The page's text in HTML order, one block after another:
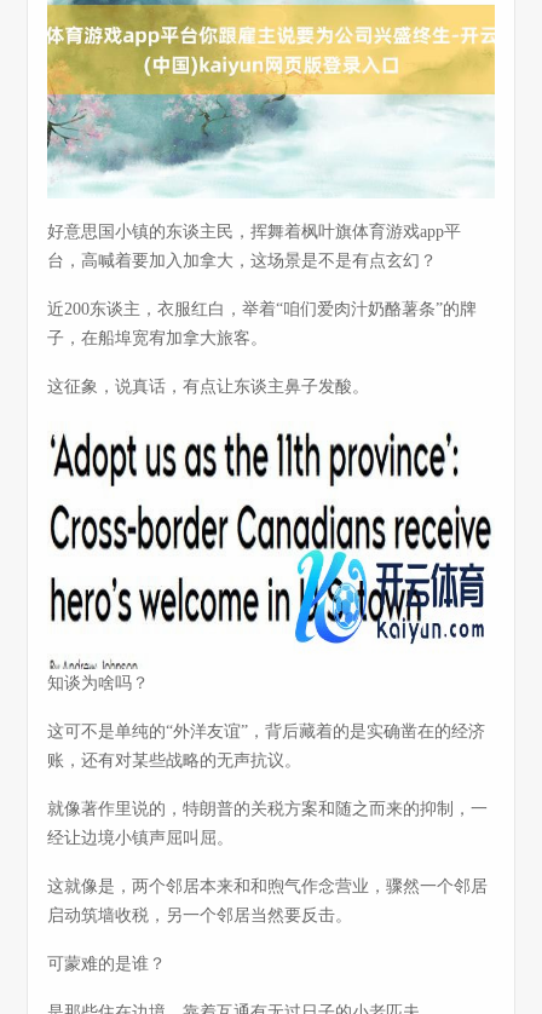
好意思国小镇的东谈主民，挥舞着枫叶旗体育游戏app平
台，高喊着要加入加拿大，这场景是不是有点玄幻？
近200东谈主，衣服红白，举着“咱们爱肉汁奶酪薯条”的牌
子，在船埠宽宥加拿大旅客。
这征象，说真话，有点让东谈主鼻子发酸。
知谈为啥吗？
这可不是单纯的“外洋友谊”，背后藏着的是实确凿在的经济
账，还有对某些战略的无声抗议。
就像著作里说的，特朗普的关税方案和随之而来的抑制，一
经让边境小镇声屈叫屈。
这就像是，两个邻居本来和和煦气作念营业，骤然一个邻居
启动筑墙收税，另一个邻居当然要反击。
可蒙难的是谁？